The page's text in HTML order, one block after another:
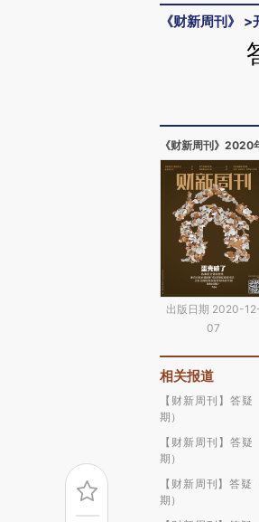
《财新周刊》 >
《财新周刊》2020
出版日期 2020-
07
相关报道
【财新周刊】答
期）
【财新周刊】答
期）
【财新周刊】答
期）